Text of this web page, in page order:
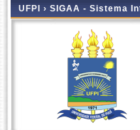
UFPI › SIGAA - Sistema